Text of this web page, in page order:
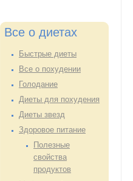
Все о диетах
Быстрые диеты
Все о похудении
Голодание
Диеты для похудения
Диеты звезд
Здоровое питание
Полезные
свойства
продуктов